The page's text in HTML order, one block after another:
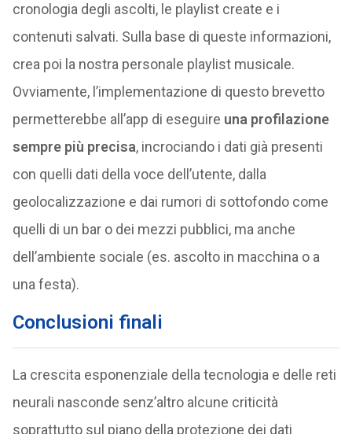
cronologia degli ascolti, le playlist create e i
contenuti salvati. Sulla base di queste informazioni,
crea poi la nostra personale playlist musicale.
Ovviamente, l’implementazione di questo brevetto
permetterebbe all’app di eseguire una profilazione
sempre più precisa, incrociando i dati già presenti
con quelli dati della voce dell’utente, dalla
geolocalizzazione e dai rumori di sottofondo come
quelli di un bar o dei mezzi pubblici, ma anche
dell’ambiente sociale (es. ascolto in macchina o a
una festa).
Conclusioni finali
La crescita esponenziale della tecnologia e delle reti
neurali nasconde senz’altro alcune criticità
soprattutto sul piano della protezione dei dati